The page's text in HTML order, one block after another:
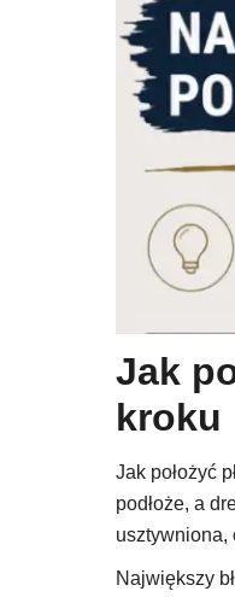
Jak
kroku
Jak położyć
podłoże, a
usztywniona,
Największy